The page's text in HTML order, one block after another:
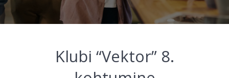
Klubi “Vektor” 8.